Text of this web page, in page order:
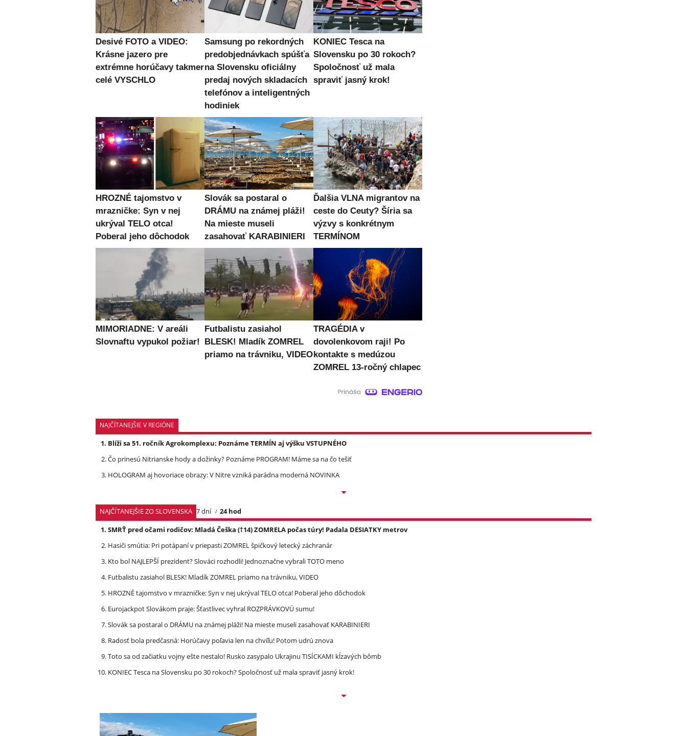
Desivé FOTO a VIDEO:
Krásne jazero pre
extrémne horúčavy takmer
celé VYSCHLO
Samsung po rekordných
predobjednávkach spúšťa
na Slovensku oficiálny
predaj nových skladacích
telefónov a inteligentných
hodiniek
KONIEC Tesca na
Slovensku po 30 rokoch?
Spoločnosť už mala
spraviť jasný krok!
HROZNÉ tajomstvo v
mrazničke: Syn v nej
ukrýval TELO otca!
Poberal jeho dôchodok
Slovák sa postaral o
DRÁMU na známej pláži!
Na mieste museli
zasahovať KARABINIERI
Ďalšia VLNA migrantov na
ceste do Ceuty? Šíria sa
výzvy s konkrétnym
TERMÍNOM
MIMORIADNE: V areáli
Slovnaftu vypukol požiar!
Futbalistu zasiahol
BLESK! Mladík ZOMREL
priamo na trávniku, VIDEO
TRAGÉDIA v
dovolenkovom raji! Po
kontakte s medúzou
ZOMREL 13-ročný chlapec
NAJČÍTANEJŠIE V REGIÓNE
Blíži sa 51. ročník Agrokomplexu: Poznáme TERMÍN aj výšku VSTUPNÉHO
Čo prinesú Nitrianske hody a dožinky? Poznáme PROGRAM! Máme sa na čo tešiť
HOLOGRAM aj hovoriace obrazy: V Nitre vzniká parádna moderná NOVINKA
NAJČÍTANEJŠIE ZO SLOVENSKA 7 dní
24 hod
SMRŤ pred očami rodičov: Mladá Češka (†14) ZOMRELA počas túry! Padala DESIATKY metrov
Hasiči smútia: Pri potápaní v priepasti ZOMREL špičkový letecký záchranár
Kto bol NAJLEPŠÍ prezident? Slováci rozhodli! Jednoznačne vybrali TOTO meno
Futbalistu zasiahol BLESK! Mladík ZOMREL priamo na trávniku, VIDEO
HROZNÉ tajomstvo v mrazničke: Syn v nej ukrýval TELO otca! Poberal jeho dôchodok
Eurojackpot Slovákom praje: Šťastlivec vyhral ROZPRÁVKOVÚ sumu!
Slovák sa postaral o DRÁMU na známej pláži! Na mieste museli zasahovať KARABINIERI
Radosť bola predčasná: Horúčavy poľavia len na chvíľu! Potom udrú znova
Toto sa od začiatku vojny ešte nestalo! Rusko zasypalo Ukrajinu TISÍCKAMI kĺzavých bômb
KONIEC Tesca na Slovensku po 30 rokoch? Spoločnosť už mala spraviť jasný krok!